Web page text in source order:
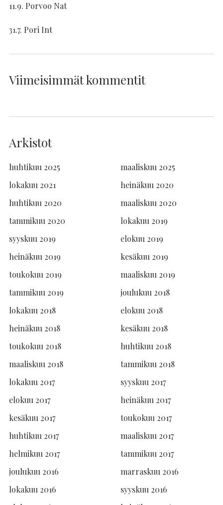
11.9. Porvoo Nat
31.7. Pori Int
Viimeisimmät kommentit
Arkistot
huhtikuu 2025
maaliskuu 2025
lokakuu 2021
heinäkuu 2020
huhtikuu 2020
maaliskuu 2020
tammikuu 2020
lokakuu 2019
syyskuu 2019
elokuu 2019
heinäkuu 2019
kesäkuu 2019
toukokuu 2019
maaliskuu 2019
tammikuu 2019
joulukuu 2018
lokakuu 2018
elokuu 2018
heinäkuu 2018
kesäkuu 2018
toukokuu 2018
huhtikuu 2018
maaliskuu 2018
tammikuu 2018
lokakuu 2017
syyskuu 2017
elokuu 2017
heinäkuu 2017
kesäkuu 2017
toukokuu 2017
huhtikuu 2017
maaliskuu 2017
helmikuu 2017
tammikuu 2017
joulukuu 2016
marraskuu 2016
lokakuu 2016
syyskuu 2016